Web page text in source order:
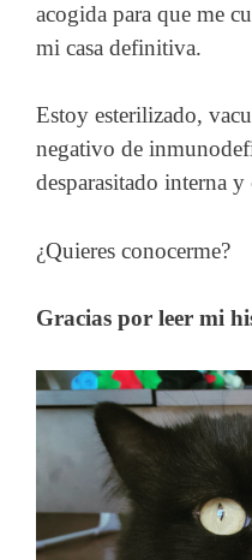
acogida para que me
mi casa definitiva.
Estoy esterilizado,
negativo de
desparasitado interna y
¿Quieres conocerme?
Gracias por leer mi